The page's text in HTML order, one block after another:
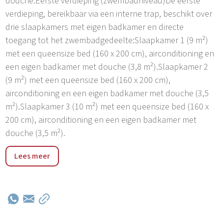
verdieping, bereikbaar via een interne trap, beschikt over
drie slaapkamers met eigen badkamer en directe
toegang tot het zwembadgedeelte:Slaapkamer 1 (9 m²)
met een queensize bed (160 x 200 cm), airconditioning en
een eigen badkamer met douche (3,8 m²).Slaapkamer 2
(9 m²) met een queensize bed (160 x 200 cm),
airconditioning en een eigen badkamer met douche (3,5
m²).Slaapkamer 3 (10 m²) met een queensize bed (160 x
200 cm), airconditioning en een eigen badkamer met
douche (3,5 m²).
De dichtstbijzijnde afrit/oprit van de snelweg is Zagvozd
(24 km of 25 minuten rijden vanaf de accommodatie),
verwijderd van de beroemde stad Split, bekend om haar
Lees meer